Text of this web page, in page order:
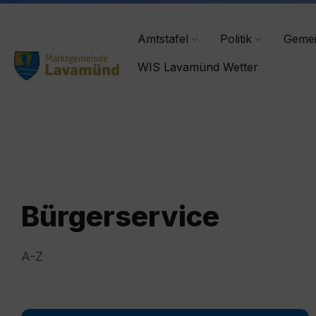
Skip
Skip
Skip
Amtstafel Politik
WIS Lavamünd Wetter
Bürgerservice
A-Z